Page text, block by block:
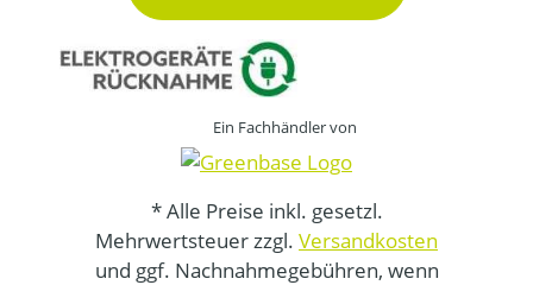
Ein Fachhändler von
* Alle Preise inkl. gesetzl.
Mehrwertsteuer zzgl. Versandkosten
und ggf. Nachnahmegebühren, wenn